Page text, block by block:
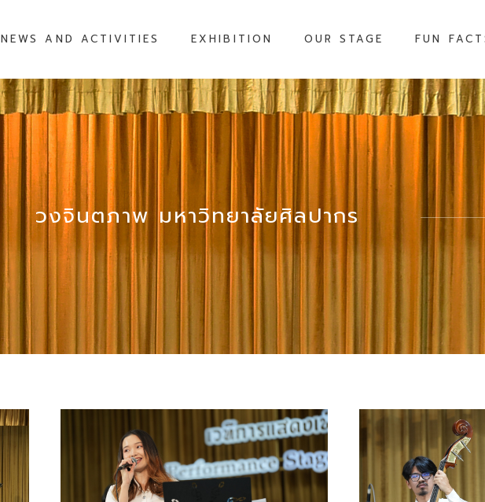
NEWS AND ACTIVITIES EXHIBITION OUR STAGE FUN
วงจินตภาพ มหาวิทยาลัยศิลปากร